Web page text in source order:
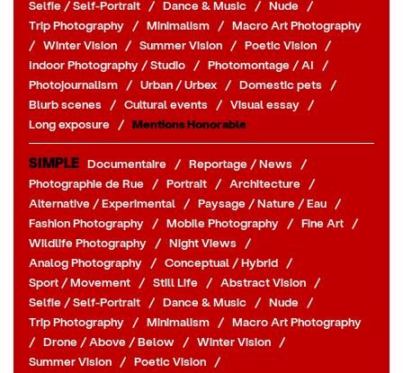
Selfie / Self-Portrait
/ Dance & Music / Nude
/
Trip Photography
/ Minimalism / Macro Art Photography
/ Winter Vision / Summer Vision / Poetic Vision
/
Indoor Photography / Studio
/ Photomontage / AI
/
Photojournalism
/ Urban / Urbex / Domestic pets
/
Blurb scenes
/ Cultural events / Visual essay
/
Long exposure
/ Mentions Honorable
SIMPLE Documentaire / Reportage / News
/
Photographie de Rue
/ Portrait / Architecture
/
Alternative / Experimental
/ Paysage / Nature / Eau
/
Fashion Photography
/ Mobile Photography / Fine Art
/
Wildlife Photography
/ Night Views
/
Analog Photography
/ Conceptual / Hybrid
/
Sport / Movement
/ Still Life / Abstract Vision
/
Selfie / Self-Portrait
/ Dance & Music / Nude
/
Trip Photography
/ Minimalism / Macro Art Photography
/ Drone / Above / Below / Winter Vision
/
Summer Vision
/ Poetic Vision
/